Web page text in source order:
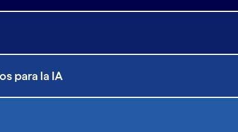
para la IA